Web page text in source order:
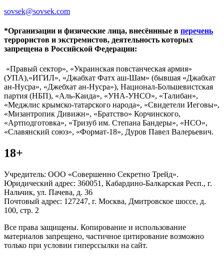
sovsek@sovsek.com
*Организации и физические лица, внесённные в перечень
террористов и экстремистов, деятельность которых
запрещена в Российской Федерации:
«Правый сектор», «Украинская повстанческая армия»
(УПА),«ИГИЛ», «Джабхат Фатх аш-Шам» (бывшая «Джабхат
ан-Нусра», «Джебхат ан-Нусра»), Национал-Большевистская
партия (НБП), «Аль-Каида», «УНА-УНСО», «Талибан»,
«Меджлис крымско-татарского народа», «Свидетели Иеговы»,
«Мизантропик Дивижн», «Братство» Корчинского,
«Артподготовка», «Тризуб им. Степана Бандеры», «НСО»,
«Славянский союз», «Формат-18», Дуров Павел Валерьевич.
18+
Учредитель: ООО «Совершенно Секретно Трейд».
Юридический адрес: 360051, Кабардино-Балкарская Респ., г.
Нальчик, ул. Пачева, д. 36
Почтовый адрес: 127247, г. Москва, Дмитровское шоссе, д.
100, стр. 2
Все права защищены. Копирование и использование
материалов запрещено, частичное цитирование возможно
только при условии гиперссылки на сайт.